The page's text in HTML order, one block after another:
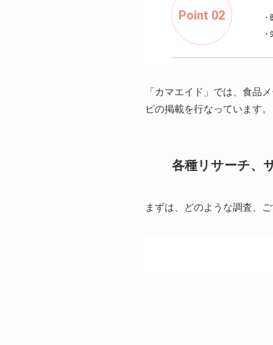
Point 02
「カマエイド」では、食品
ピの掲載を行なっています
各種リサーチ、
まずは、どのような調査、